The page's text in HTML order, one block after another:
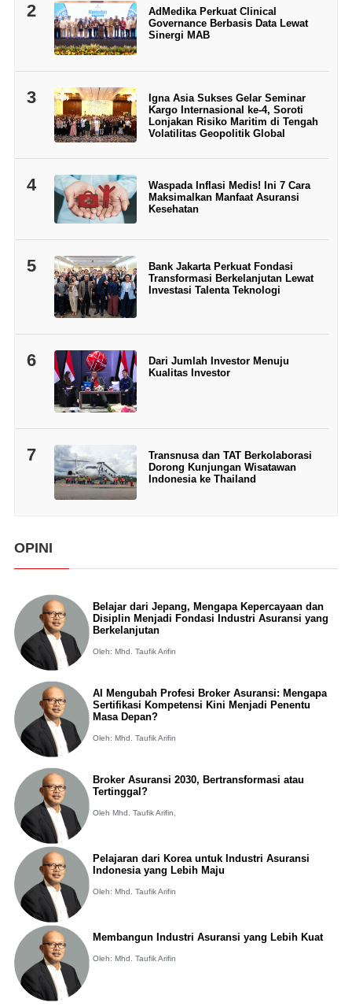
2
AdMedika Perkuat Clinical
Governance Berbasis Data Lewat
Sinergi MAB
3
Igna Asia Sukses Gelar Seminar
Kargo Internasional ke-4, Soroti
Lonjakan Risiko Maritim di Tengah
Volatilitas Geopolitik Global
4
Waspada Inflasi Medis! Ini 7 Cara
Maksimalkan Manfaat Asuransi
Kesehatan
5
Bank Jakarta Perkuat Fondasi
Transformasi Berkelanjutan Lewat
Investasi Talenta Teknologi
6
Dari Jumlah Investor Menuju
Kualitas Investor
7
Transnusa dan TAT Berkolaborasi
Dorong Kunjungan Wisatawan
Indonesia ke Thailand
OPINI
Belajar dari Jepang, Mengapa Kepercayaan dan
Disiplin Menjadi Fondasi Industri Asuransi yang
Berkelanjutan
Oleh: Mhd. Taufik Arifin
AI Mengubah Profesi Broker Asuransi: Mengapa
Sertifikasi Kompetensi Kini Menjadi Penentu
Masa Depan?
Oleh: Mhd. Taufik Arifin
Broker Asuransi 2030, Bertransformasi atau
Tertinggal?
Oleh Mhd. Taufik Arifin,
Pelajaran dari Korea untuk Industri Asuransi
Indonesia yang Lebih Maju
Oleh: Mhd. Taufik Arifin
Membangun Industri Asuransi yang Lebih Kuat
Oleh: Mhd. Taufik Arifin